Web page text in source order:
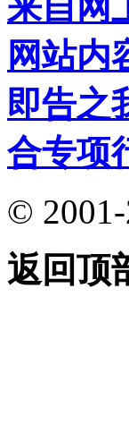
网站内
即告之
合专项
©
返回顶